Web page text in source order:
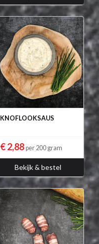
KNOFLOOKSAUS
€ 2,88 per 200 gram
Bekijk & bestel